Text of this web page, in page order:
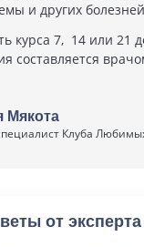
и других
курса 7, 14 или 21
составляется
Мякота
Клуба
от эксперта